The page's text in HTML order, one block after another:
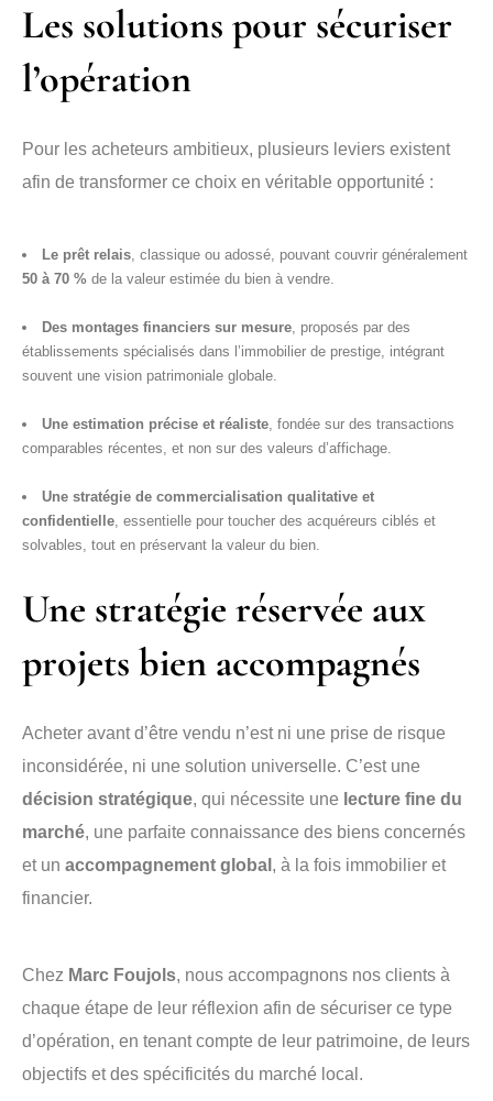
Les solutions pour sécuriser
l’opération
Pour les acheteurs ambitieux, plusieurs leviers existent
afin de transformer ce choix en véritable opportunité :
Le prêt relais, classique ou adossé, pouvant couvrir généralement
50 à 70 % de la valeur estimée du bien à vendre.
Des montages financiers sur mesure, proposés par des
établissements spécialisés dans l’immobilier de prestige, intégrant
souvent une vision patrimoniale globale.
Une estimation précise et réaliste, fondée sur des transactions
comparables récentes, et non sur des valeurs d’affichage.
Une stratégie de commercialisation qualitative et
confidentielle, essentielle pour toucher des acquéreurs ciblés et
solvables, tout en préservant la valeur du bien.
Une stratégie réservée aux
projets bien accompagnés
Acheter avant d’être vendu n’est ni une prise de risque
inconsidérée, ni une solution universelle. C’est une
décision stratégique, qui nécessite une lecture fine du
marché, une parfaite connaissance des biens concernés
et un accompagnement global , à la fois immobilier et
financier.
Chez Marc Foujols, nous accompagnons nos clients à
chaque étape de leur réflexion afin de sécuriser ce type
d’opération, en tenant compte de leur patrimoine, de leurs
objectifs et des spécificités du marché local.